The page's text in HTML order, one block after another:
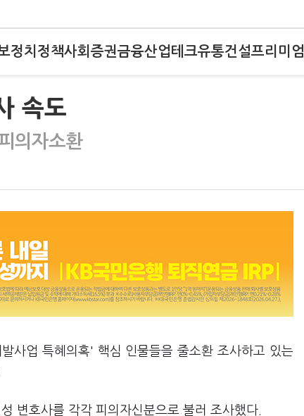
정치 정책사회 증권금융산업테크유통건설프리미엄
속도
의자소환
사업 특혜의혹' 핵심 인물들을 줄소환 조사하고 있는
변호사를 각각 피의자신분으로 불러 조사했다.